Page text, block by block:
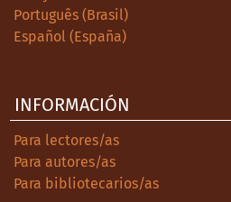
Português (Brasil)
Español (España)
INFORMACIÓN
Para lectores/as
Para autores/as
Para bibliotecarios/as